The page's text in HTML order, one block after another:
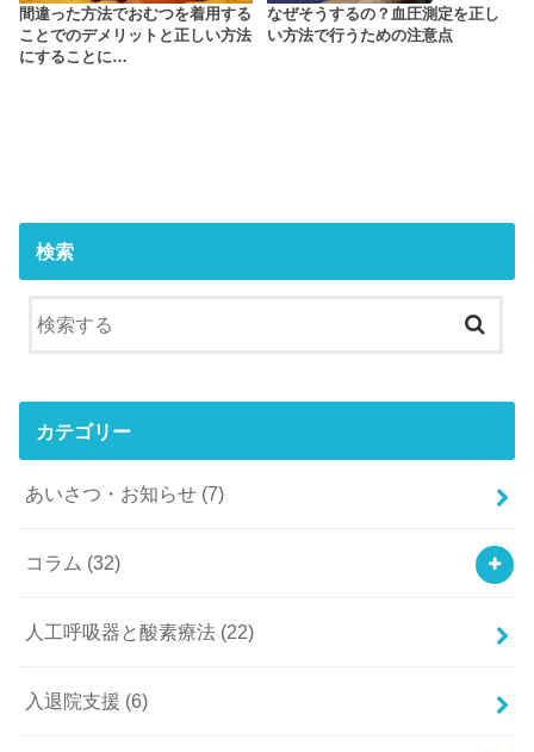
間違った方法でおむつを着用する
ことでのデメリットと正しい方法
にすることに…
なぜそうするの？血圧測定を正し
い方法で行うための注意点
検索
カテゴリー
あいさつ・お知らせ (7)
コラム (32)
人工呼吸器と酸素療法 (22)
入退院支援 (6)